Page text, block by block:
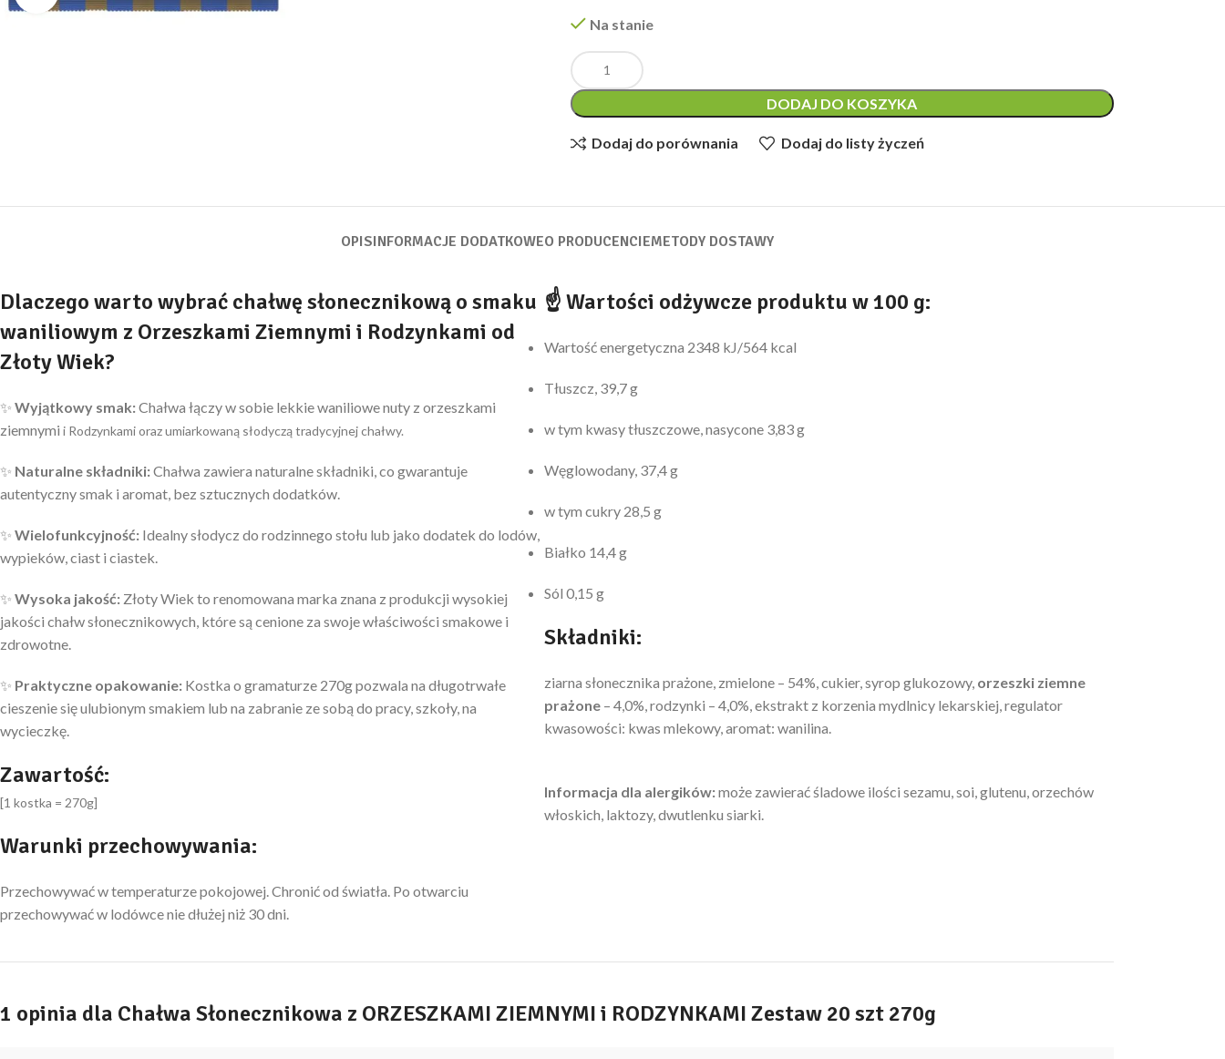
Na stanie
DODAJ DO KOSZYKA
Dodaj do porównania Dodaj do listy życzeń
OPISINFORMACJE DODATKOWEO PRODUCENCIEMETODY DOSTAWY
Dlaczego warto wybrać chałwę słonecznikową o smaku
waniliowym z Orzeszkami Ziemnymi i Rodzynkami od
Złoty Wiek?
✨ Wyjątkowy smak:Chałwa łączy w sobie lekkie waniliowe nuty z orzeszkami
ziemnymi i Rodzynkamioraz umiarkowaną słodyczą tradycyjnej chałwy.
✨ Naturalne składniki:Chałwa zawiera naturalne składniki, co gwarantuje
autentyczny smak i aromat, bez sztucznych dodatków.
✨ Wielofunkcyjność: Idealny słodycz do rodzinnego stołu lub jako dodatek do lodów,
wypieków, ciast i ciastek.
✨ Wysoka jakość: Złoty Wiek to renomowana marka znana z produkcji wysokiej
jakości chałw słonecznikowych, które są cenione za swoje właściwości smakowe i
zdrowotne.
✨ Praktyczne opakowanie: Kostka o gramaturze 270g pozwala na długotrwałe
cieszenie się ulubionym smakiem lub na zabranie ze sobą do pracy, szkoły, na
wycieczkę.
Zawartość:
[1 kostka = 270g]
Warunki przechowywania:
Przechowywać w temperaturze pokojowej. Chronić od światła. Po otwarciu
przechowywać w lodówce nie dłużej niż 30 dni.
☝ Wartości odżywcze produktu w 100 g:
Wartość energetyczna 2348 kJ/564 kcal
Tłuszcz, 39,7 g
w tym kwasy tłuszczowe, nasycone 3,83 g
Węglowodany, 37,4 g
w tym cukry 28,5 g
Białko 14,4 g
Sól 0,15 g
Składniki:
ziarna słonecznika prażone, zmielone – 54%, cukier, syrop glukozowy, orzeszki ziemne
prażone– 4,0%, rodzynki – 4,0%, ekstrakt z korzenia mydlnicy lekarskiej, regulator
kwasowości: kwas mlekowy, aromat: wanilina.
Informacja dla alergików:może zawierać śladowe ilości sezamu, soi, glutenu, orzechów
włoskich, laktozy, dwutlenku siarki.
1 opinia dla Chałwa Słonecznikowa z ORZESZKAMI ZIEMNYMI i RODZYNKAMI Zestaw 20 szt 270g